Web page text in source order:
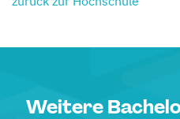
Weitere